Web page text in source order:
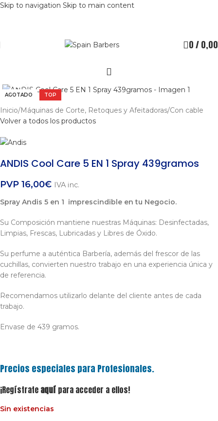
Skip to navigation Skip to main content
0/0,00
AGOTADO TOP
Inicio/Máquinas de Corte, Retoques y Afeitadoras/Con cable
Volver a todos los productos
ANDIS Cool Care 5 EN 1 Spray 439gramos
PVP 16,00€ IVA inc.
Spray Andis 5 en 1 imprescindible en tu Negocio.
Su Composición mantiene nuestras Máquinas: Desinfectadas,
Limpias, Frescas, Lubricadas y Libres de Óxido.
Su perfume a auténtica Barbería, además del frescor de las
cuchillas, convierten nuestro trabajo en una experiencia única y
de referencia.
Recomendamos utilizarlo delante del cliente antes de cada
trabajo.
Envase de 439 gramos.
Precios especiales para Profesionales.
¡Regístrate aquí para acceder a ellos!
Sin existencias